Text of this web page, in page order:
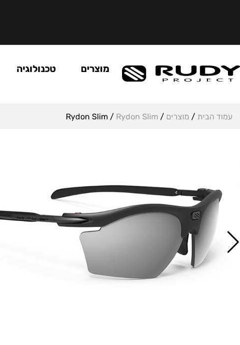
מוצרים טכנולוגיה
עמוד הבית / מוצרים /
Rydon Slim
/ Rydon Slim